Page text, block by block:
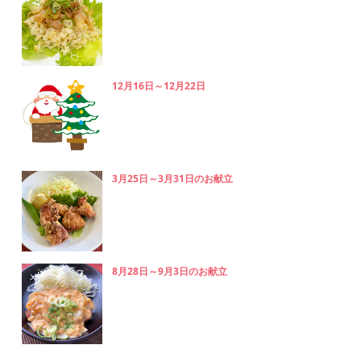
12月16日～12月22日
3月25日～3月31日のお献立
8月28日～9月3日のお献立